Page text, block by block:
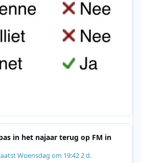
in het najaar terug op FM in
Woensdag om 19:422 d.